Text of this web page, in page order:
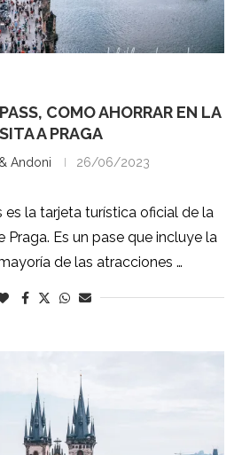
COMO AHORRAR EN LA
A PRAGA
Andoni 26/06/2023
es la tarjeta turística oficial de la
Praga. Es un pase que incluye la
de las atracciones …